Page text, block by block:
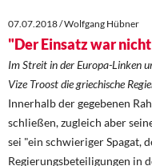
07.07.2018 / Wolfgang Hübner
"Der Einsatz war
Im Streit in der Europa-Linken
Vize Troost die griechische
Innerhalb der gegebenen
schließen, zugleich aber
sei "ein schwieriger Spagat,
Regierungsbeteiligungen in